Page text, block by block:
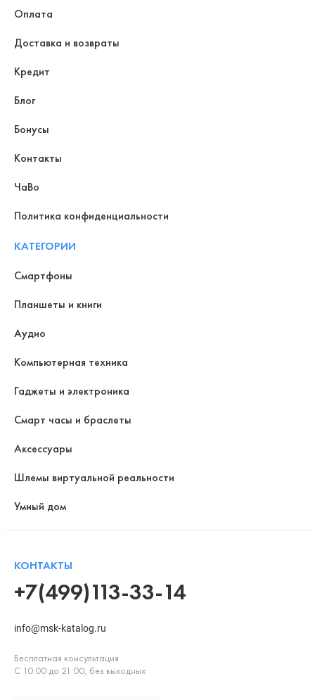
Оплата
Доставка и возвраты
Кредит
Блог
Бонусы
Контакты
ЧаВо
Политика конфиденциальности
КАТЕГОРИИ
Смартфоны
Планшеты и книги
Аудио
Компьютерная техника
Гаджеты и электроника
Смарт часы и браслеты
Аксессуары
Шлемы виртуальной реальности
Умный дом
КОНТАКТЫ
+7(499)113-33-14
info@msk-katalog.ru
Бесплатная консультация
С 10:00 до 21:00, без выходных